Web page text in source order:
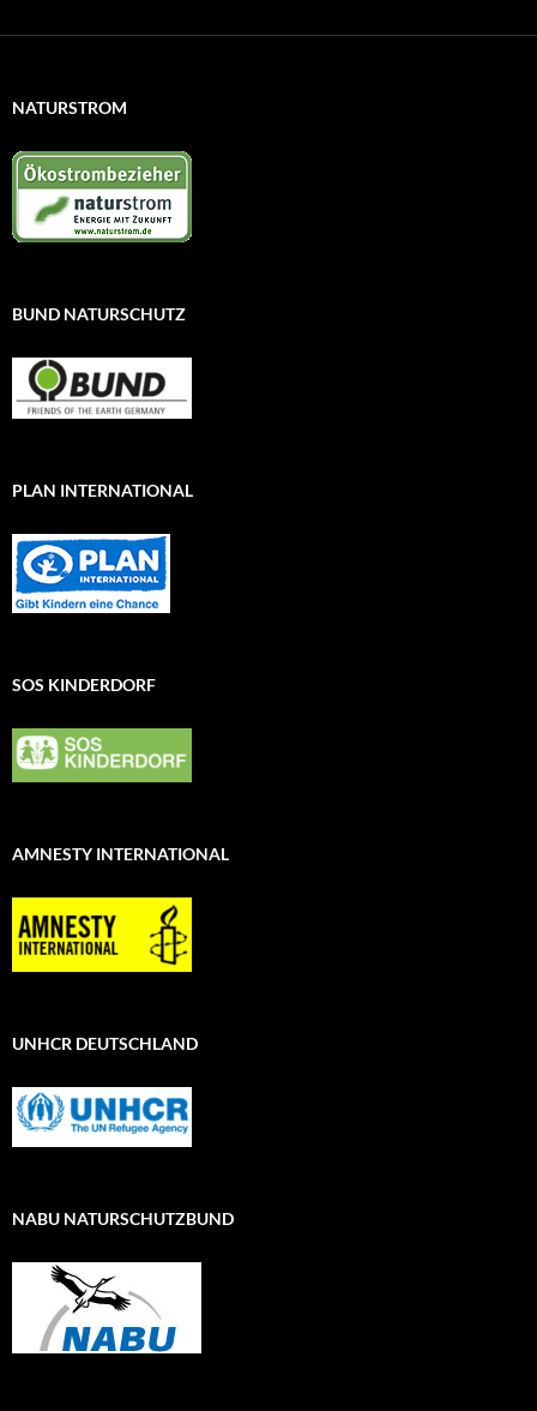
NATURSTROM
BUND NATURSCHUTZ
PLAN INTERNATIONAL
SOS KINDERDORF
AMNESTY INTERNATIONAL
UNHCR DEUTSCHLAND
NABU NATURSCHUTZBUND